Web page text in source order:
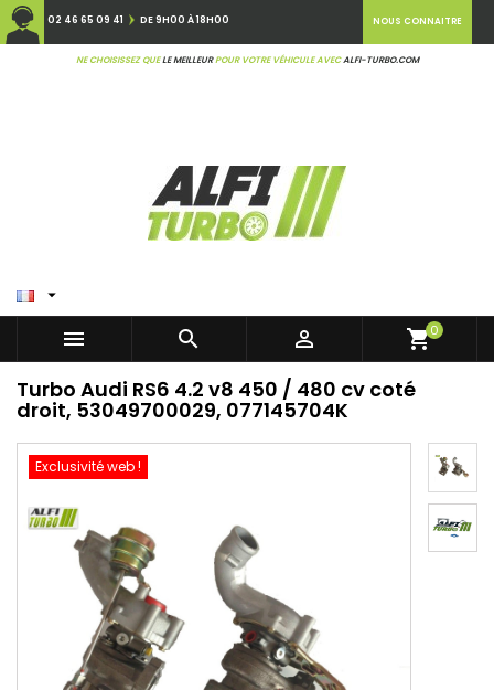
02 46 65 09 41 DE 9H00 À 18H00
NE CHOISISSEZ QUELE MEILLEURPOUR VOTRE VÉHICULE AVECALFI-TURBO.COM
NOUS CONNAITRE

   shopping_cart0
Turbo Audi RS6 4.2 v8 450 / 480 cv coté
droit, 53049700029, 077145704K
Exclusivité web !